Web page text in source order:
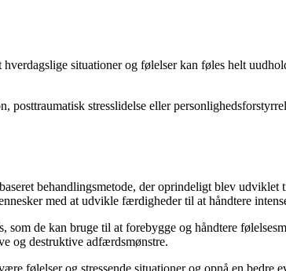
situationer og følelser kan føles helt
posttraumatisk stresslidelse eller
behandlingsmetode, der oprindeligt blev
med at udvikle færdigheder til at håndtere
de kan bruge til at forebygge og håndtere
og destruktive adfærdsmønstre.